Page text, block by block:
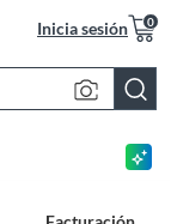
Inicia sesión 0